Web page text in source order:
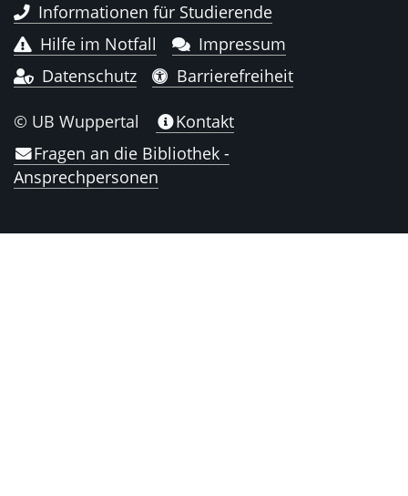
Informationen für Studierende
Hilfe im Notfall
Impressum
Datenschutz
Barrierefreiheit
© UB Wuppertal
Kontakt
Fragen an die Bibliothek -
Ansprechpersonen